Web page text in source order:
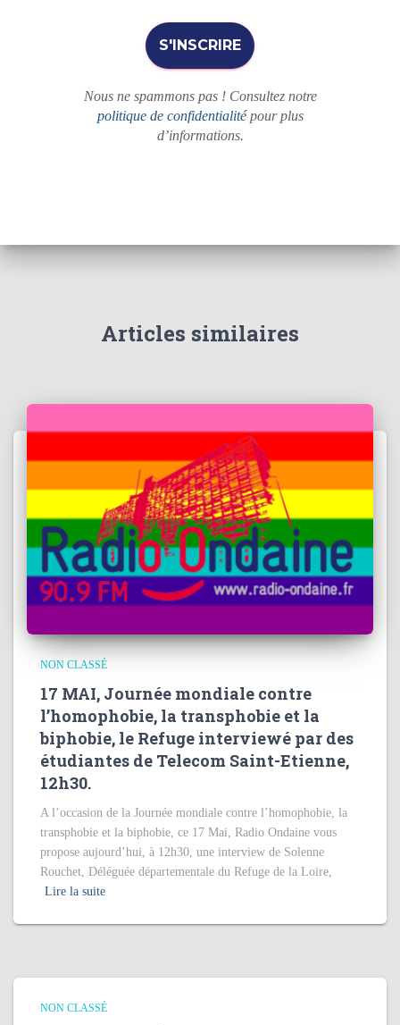
Nous ne spammons pas ! Consultez notre
politique de confidentialitépour plus
d’informations.
Articles similaires
NON CLASSÉ
17 MAI, Journée mondiale contre
l’homophobie, la transphobie et la
biphobie, le Refuge interviewé par des
étudiantes de Telecom Saint-Etienne,
12h30.
A l’occasion de la Journée mondiale contre l’homophobie, la
transphobie et la biphobie, ce 17 Mai, Radio Ondaine vous
propose aujourd’hui, à 12h30, une interview de Solenne
Rouchet, Déléguée départementale du Refuge de la Loire,
Lire la suite
NON CLASSÉ